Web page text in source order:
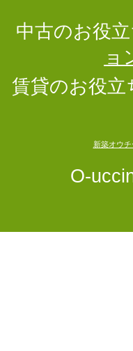
中古のお役立
ョ
賃貸のお役立
新築オウチ
O-